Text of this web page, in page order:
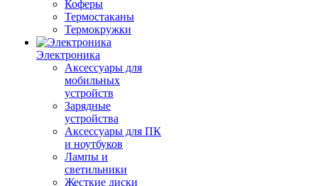
Коферы
Термостаканы
Термокружки
Электроника
Аксессуары для
мобильных
устройств
Зарядные
устройства
Аксессуары для ПК
и ноутбуков
Лампы и
светильники
Жесткие диски